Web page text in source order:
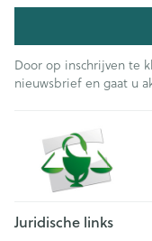
Door op inschrijven te
nieuwsbrief en gaat u
Juridische links